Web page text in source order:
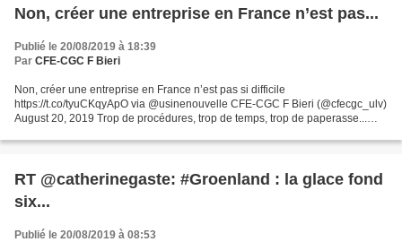
Non, créer une entreprise en France n’est pas...
Publié le 20/08/2019 à 18:39
Par CFE-CGC F Bieri
Non, créer une entreprise en France n’est pas si difficile
https://t.co/tyuCKqyApO via @usinenouvelle CFE-CGC F Bieri (@cfecgc_ulv)
August 20, 2019 Trop de procédures, trop de temps, trop de paperasse...
RT @catherinegaste: #Groenland : la glace fond
six...
Publié le 20/08/2019 à 08:53